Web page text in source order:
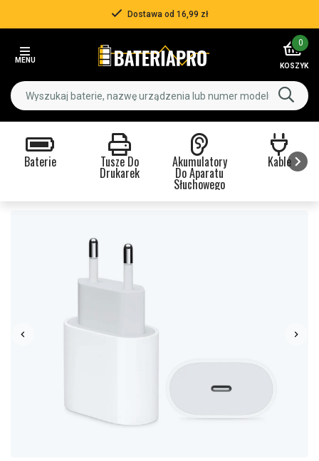
Dostawa od 16,99 zł
MENU
0
KOSZYK
Baterie Tusze Do
Drukarek
Akumulatory
Do Aparatu
Słuchowego
Kable